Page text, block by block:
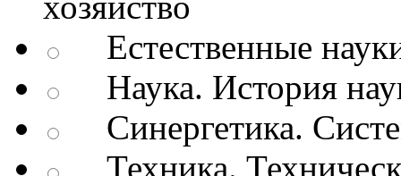
Естественные
Наука. История
Синергетика.
Техника.